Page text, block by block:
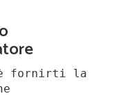
fornirti la